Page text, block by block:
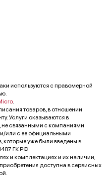
используются с правомерной
.
товаров, в отношении
Услуги оказываются в
не связанными с компаниями
или с ее официальными
которые уже были введены в
ГК РФ
и комплектациях и их наличии,
доступна в сервисных